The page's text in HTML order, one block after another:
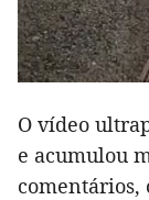
O vídeo
e acumulou